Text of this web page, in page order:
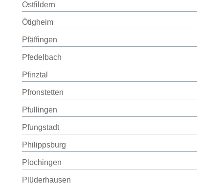
Ostfildern
Ötigheim
Pfäffingen
Pfedelbach
Pfinztal
Pfronstetten
Pfullingen
Pfungstadt
Philippsburg
Plochingen
Plüderhausen